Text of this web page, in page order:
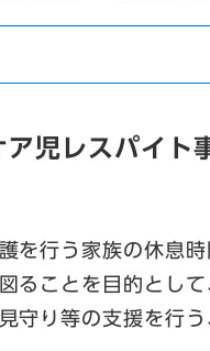
児レスパイト
を行う家族の休息
ることを目的とし
守り等の支援を行